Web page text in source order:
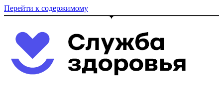
Перейти к содержимому